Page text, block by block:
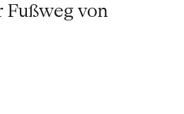
Fußweg von